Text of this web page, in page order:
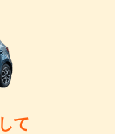
て